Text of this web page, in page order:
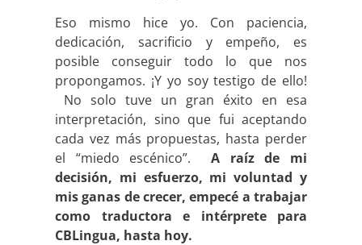
Eso mismo hice yo. Con paciencia,
dedicación, sacrificio y empeño, es
posible conseguir todo lo que nos
propongamos. ¡Y yo soy testigo de ello!
No solo tuve un gran éxito en esa
interpretación, sino que fui aceptando
cada vez más propuestas, hasta perder
el “miedo escénico”.A raíz de mi
decisión, mi esfuerzo, mi voluntad y
mis ganas de crecer, empecé a trabajar
como traductora e intérprete para
CBLingua, hasta hoy.